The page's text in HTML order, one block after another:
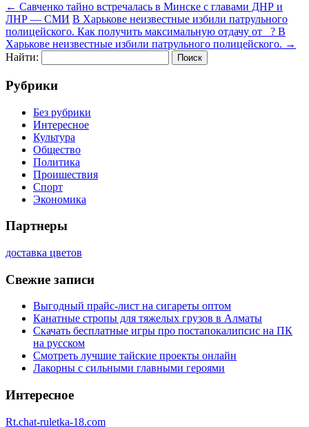
← Савченко тайно встречалась в Минске с главами ДНР и
ЛНР — СМИ В Харькове неизвестные избили патрульного
полицейского. Как получить максимальную отдачу от ? В
Харькове неизвестные избили патрульного полицейского. →
Найти:
Рубрики
Без рубрики
Интересное
Культура
Общество
Политика
Проишествия
Спорт
Экономика
Партнеры
доставка цветов
Свежие записи
Выгодный прайс-лист на сигареты оптом
Канатные стропы для тяжелых грузов в Алматы
Скачать бесплатные игры про постапокалипсис на ПК
на русском
Смотреть лучшие тайские проекты онлайн
Лакорны с сильными главными героями
Интересное
Rt.chat-ruletka-18.com